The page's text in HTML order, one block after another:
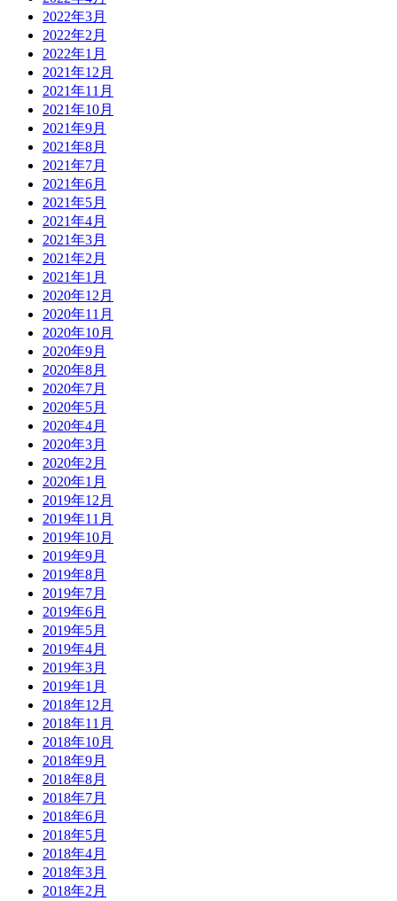
2022年3月
2022年2月
2022年1月
2021年12月
2021年11月
2021年10月
2021年9月
2021年8月
2021年7月
2021年6月
2021年5月
2021年4月
2021年3月
2021年2月
2021年1月
2020年12月
2020年11月
2020年10月
2020年9月
2020年8月
2020年7月
2020年5月
2020年4月
2020年3月
2020年2月
2020年1月
2019年12月
2019年11月
2019年10月
2019年9月
2019年8月
2019年7月
2019年6月
2019年5月
2019年4月
2019年3月
2019年1月
2018年12月
2018年11月
2018年10月
2018年9月
2018年8月
2018年7月
2018年6月
2018年5月
2018年4月
2018年3月
2018年2月